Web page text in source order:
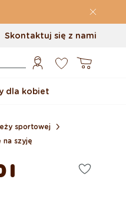
Skontaktuj się z nami
Koszyk
dla kobiet
sportowej
na szyję
I